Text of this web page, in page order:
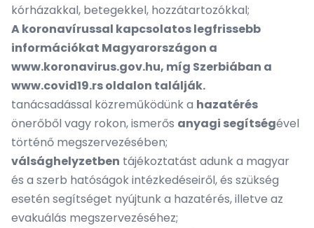
kórházakkal, betegekkel, hozzátartozókkal;
A koronavírussal kapcsolatos legfrissebb
információkat Magyarországon a
www.koronavirus.gov.hu, míg Szerbiában a
www.covid19.rsoldalon találják.
tanácsadással közreműködünk a hazatérés
önerőből vagy rokon, ismerős anyagi segítségével
történő megszervezésében;
válsághelyzetben tájékoztatást adunk a magyar
és a szerb hatóságok intézkedéseiről, és szükség
esetén segítséget nyújtunk a hazatérés, illetve az
evakuálás megszervezéséhez;